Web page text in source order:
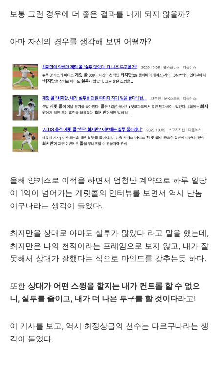
보통 그런 경우에 더 좋은 결과를 내게 되지 않을까?
아마 자신의 경우를 생각해 보면 어떨까?
올해 양키스로 이적을 하면서 엄청난 계약으로 하루 일당
이 1억이 넘어가는 게릿콜의 인터뷰를 보면서 역시 난놈
이구나라는 생각이 들었다.
최지만을 상대로 아마도 실투가 많았다 라고 말을 했는데,
최지만은 나의 천적이라는 프레임으로 보지 않고, 내가 잘
못해서 상대가 잘했다는 식으로 마인드를 갖추는듯 하다.
또한 상대가 어떤 스윙을 할지는 내가 컨트롤 할 수 없으
니, 실투를 줄이고, 내가 더 나은 투구를 할 것이다라고!
이 기사를 보고, 역시 최정상급의 선수는 다르구나라는 생
각이 들었다.